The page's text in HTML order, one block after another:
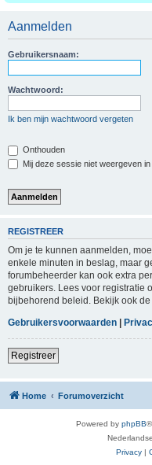
Aanmelden
Gebruikersnaam:
Wachtwoord:
Ik ben mijn wachtwoord vergeten
Onthouden
Mij deze sessie niet weergeven
REGISTREER
Om je te kunnen aanmelden,
enkele minuten in beslag, maar
forumbeheerder kan ook extra
gebruikers. Lees voor registratie
bijbehorend beleid. Bekijk ook
Gebruikersvoorwaarden |
Registreer
Home Forumoverzicht
Powered by phpBB
Privacy |